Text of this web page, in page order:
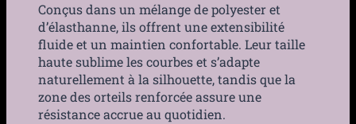
Conçus dans un mélange de polyester et
d’élasthanne, ils offrent une extensibilité
fluide et un maintien confortable. Leur taille
haute sublime les courbes et s’adapte
naturellement à la silhouette, tandis que la
zone des orteils renforcée assure une
résistance accrue au quotidien.